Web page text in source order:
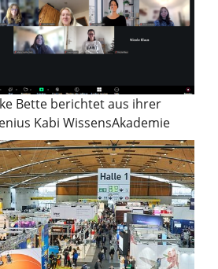
Bette berichtet aus ihrer
Kabi WissensAkademie